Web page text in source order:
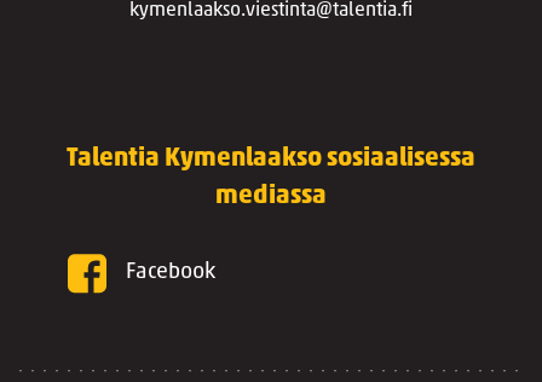
kymenlaakso.viestinta@talentia.fi
Talentia Kymenlaakso sosiaalisessa
mediassa
Facebook